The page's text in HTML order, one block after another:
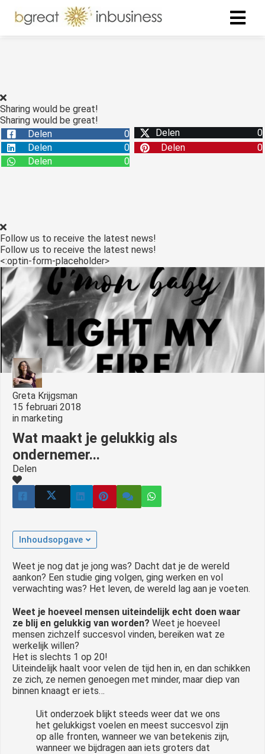
Sharing would be great!
Sharing would be great!
Delen
0 Delen
0
Delen
0 Delen
0
Delen
0
Follow us to receive the latest news!
Follow us to receive the latest news!
<:optin-form-placeholder>
Greta Krijgsman
15 februari 2018
in marketing
Wat maakt je gelukkig als
ondernemer...
Delen
Inhoudsopgave
Weet je nog dat je jong was? Dacht dat je de wereld
aankon? Een studie ging volgen, ging werken en vol
verwachting was? Het leven, de wereld lag aan je voeten.
Weet je hoeveel mensen uiteindelijk echt doen waar
ze blij en gelukkig van worden? Weet je hoeveel
mensen zichzelf succesvol vinden, bereiken wat ze
werkelijk willen?
Het is slechts 1 op 20!
Uiteindelijk haalt voor velen de tijd hen in, en dan schikken
ze zich, ze nemen genoegen met minder, maar diep van
binnen knaagt er iets…
Uit onderzoek blijkt steeds weer dat we ons
het gelukkigst voelen en meest succesvol zijn
op alle fronten, wanneer we van betekenis zijn,
wanneer we bijdragen aan iets groters dat